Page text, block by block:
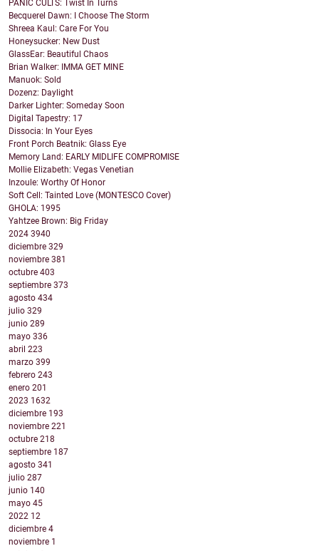
PANIC CULTS: Twist In Turns
Becquerel Dawn: I Choose The Storm
Shreea Kaul: Care For You
Honeysucker: New Dust
GlassEar: Beautiful Chaos
Brian Walker: IMMA GET MINE
Manuok: Sold
Dozenz: Daylight
Darker Lighter: Someday Soon
Digital Tapestry: 17
Dissocia: In Your Eyes
Front Porch Beatnik: Glass Eye
Memory Land: EARLY MIDLIFE COMPROMISE
Mollie Elizabeth: Vegas Venetian
Inzoule: Worthy Of Honor
Soft Cell: Tainted Love (MONTESCO Cover)
GHOLA: 1995
Yahtzee Brown: Big Friday
2024 3940
diciembre 329
noviembre 381
octubre 403
septiembre 373
agosto 434
julio 329
junio 289
mayo 336
abril 223
marzo 399
febrero 243
enero 201
2023 1632
diciembre 193
noviembre 221
octubre 218
septiembre 187
agosto 341
julio 287
junio 140
mayo 45
2022 12
diciembre 4
noviembre 1